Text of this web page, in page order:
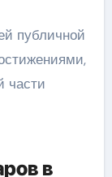
публичной
части
в